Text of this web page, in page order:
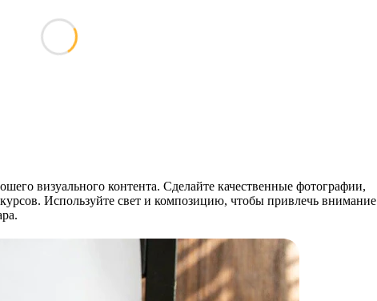
визуального контента. Сделайте качественные фотографии,
Используйте свет и композицию, чтобы привлечь внимание